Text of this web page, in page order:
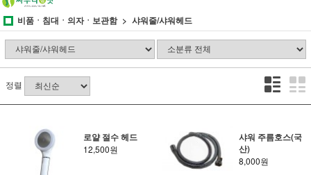
비품ㆍ침대ㆍ의자ㆍ보관함 샤워줄/샤워헤드
정렬
로얄 절수 헤드
12,500원
샤워 주름호스(국
산)
8,000원